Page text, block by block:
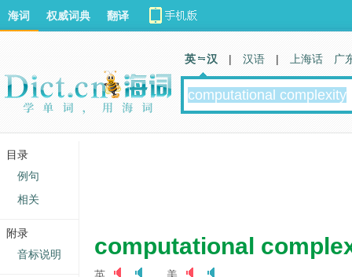
computational
海词 权威词典 翻译
英 汉 | 汉语 | 上海话 广
目录
例句
相关
附录
音标说明